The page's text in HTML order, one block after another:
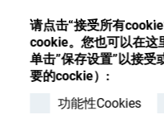
请点击“接受所有
cookie。您也可以在这
单击”保存设置”以接
要的cockie）:
功能性Cookies
加入我们
Store
注册